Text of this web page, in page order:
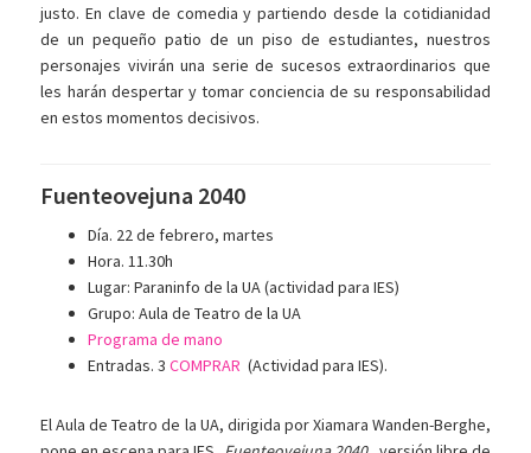
justo. En clave de comedia y partiendo desde la cotidianidad
de un pequeño patio de un piso de estudiantes, nuestros
personajes vivirán una serie de sucesos extraordinarios que
les harán despertar y tomar conciencia de su responsabilidad
en estos momentos decisivos.
Fuenteovejuna 2040
Día. 22 de febrero, martes
Hora. 11.30h
Lugar: Paraninfo de la UA (actividad para IES)
Grupo: Aula de Teatro de la UA
Programa de mano
Entradas. 3COMPRAR (Actividad para IES).
El Aula de Teatro de la UA, dirigida por Xiamara Wanden-Berghe,